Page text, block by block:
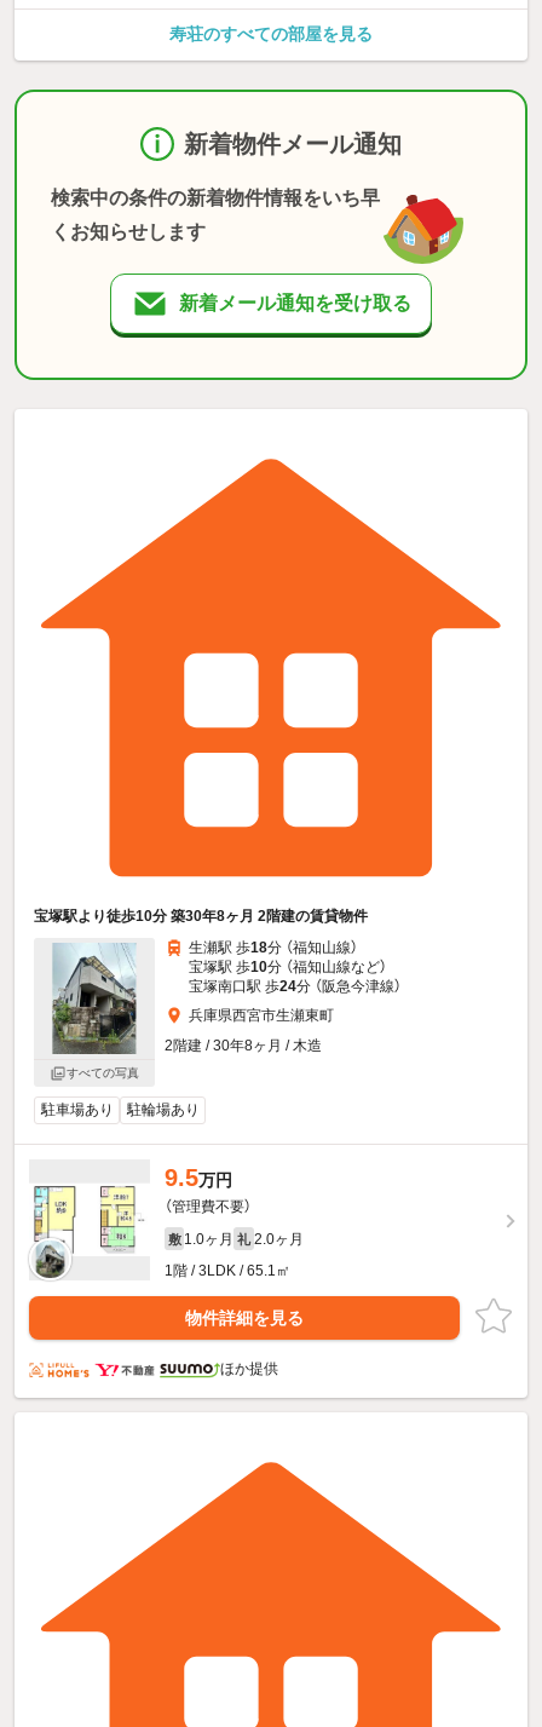
寿荘のすべての部屋を見る
新着物件メール通知
検索中の条件の新着物件情報をいち早
くお知らせします
新着メール通知を受け取る
宝塚駅より徒歩10分 築30年8ヶ月 2階建の賃貸物件
すべての写真
生瀬駅 歩18分 （福知山線）
宝塚駅 歩10分 （福知山線など）
宝塚南口駅 歩24分 （阪急今津線）
兵庫県西宮市生瀬東町
2階建 / 30年8ヶ月 / 木造
駐車場あり 駐輪場あり
9.5万円
（管理費不要）
敷 1.0ヶ月 礼 2.0ヶ月
1階 / 3LDK / 65.1㎡
物件詳細を見る
ほか提供